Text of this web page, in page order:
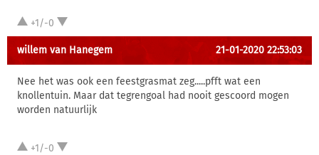
+1/-0
willem van Hanegem 21-01-2020 22:53:03
Nee het was ook een feestgrasmat zeg.....pfft wat een
knollentuin. Maar dat tegrengoal had nooit gescoord mogen
worden natuurlijk
+1/-0